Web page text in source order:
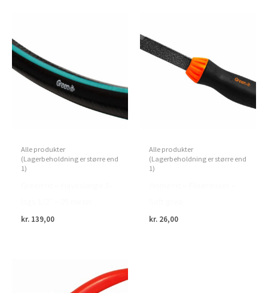
Alle produkter
(Lagerbeholdning er større end
1)
kr. 139,00
Alle produkter
(Lagerbeholdning er større end
1)
kr. 26,00